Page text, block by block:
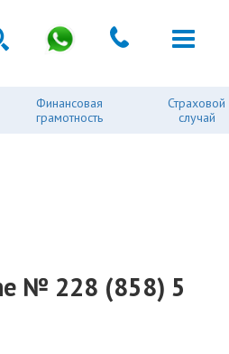
Финансовая
грамотность
Страховой
случай
№ 228 (858) 5